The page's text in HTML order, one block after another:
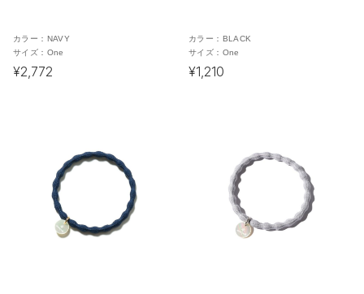
カラー： NAVY
サイズ： One
¥2,772
カラー： BLACK
サイズ： One
¥1,210